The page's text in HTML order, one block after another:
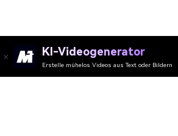
KI-Videogenerator
Erstelle mühelos Videos aus Text oder Bildern